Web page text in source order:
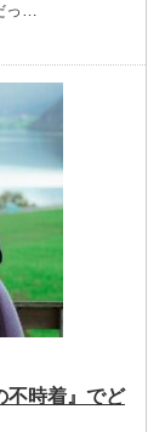
っ…
不時着』でど